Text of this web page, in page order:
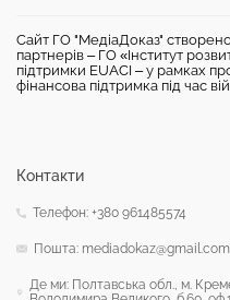
Сайт ГО "МедіаДоказ"
партнерів – ГО «Інститут
підтримки EUACI – у рамках
фінансова підтримка під час
Контакти
Телефон: +380 961485574
Пошта: mediadokaz@gmail.com
Де ми: Полтавська обл., м.